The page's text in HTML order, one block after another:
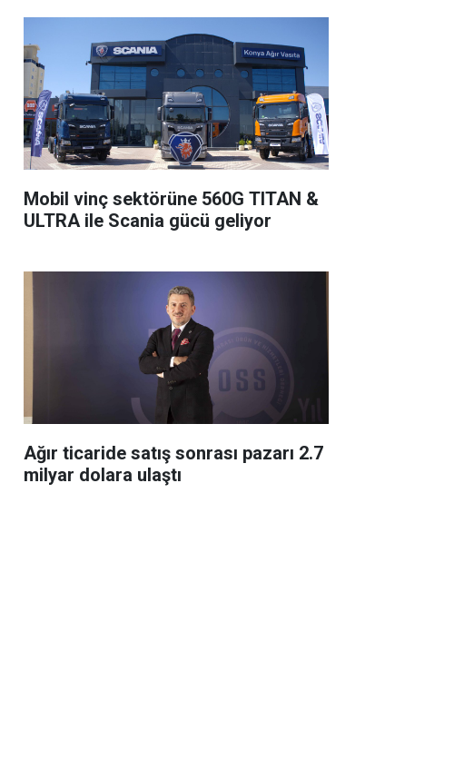
Mobil vinç sektörüne 560G TITAN &
ULTRA ile Scania gücü geliyor
Ağır ticaride satış sonrası pazarı 2.7
milyar dolara ulaştı